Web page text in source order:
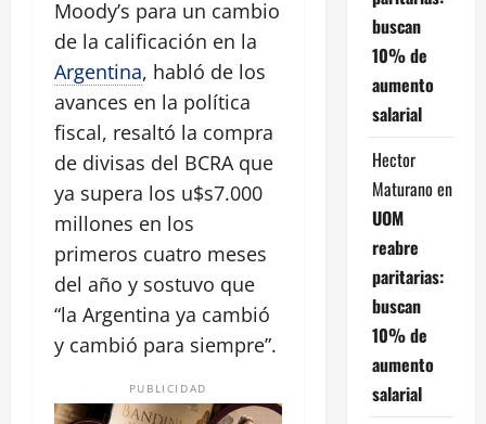
Moody’s para un cambio
de la calificación en la
Argentina, habló de los
avances en la política
fiscal, resaltó la compra
de divisas del BCRA que
ya supera los u$s7.000
millones en los
primeros cuatro meses
del año y sostuvo que
“la Argentina ya cambió
y cambió para siempre”.
PUBLICIDAD
buscan
10% de
aumento
salarial
Hector
Maturano en
UOM
reabre
paritarias:
buscan
10% de
aumento
salarial